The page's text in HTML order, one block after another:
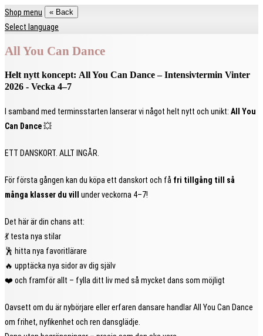
Shop menu « Back
Select language
All You Can Dance
Helt nytt koncept: All You Can Dance – Intensivtermin Vinter
2026 - Vecka 4–7
I samband med terminsstarten lanserar vi något helt nytt och unikt: All You
Can Dance💥
ETT DANSKORT. ALLT INGÅR.
För första gången kan du köpa ett danskort och få fri tillgång till så
många klasser du vill
under veckorna 4–7!
Det här är din chans att:
💃 testa nya stilar
🕺 hitta nya favoritlärare
🔥 upptäcka nya sidor av dig själv
❤️ och framför allt – fylla ditt liv med så mycket dans som möjligt
Oavsett om du är nybörjare eller erfaren dansare handlar All You Can Dance
om frihet, nyfikenhet och ren dansglädje.